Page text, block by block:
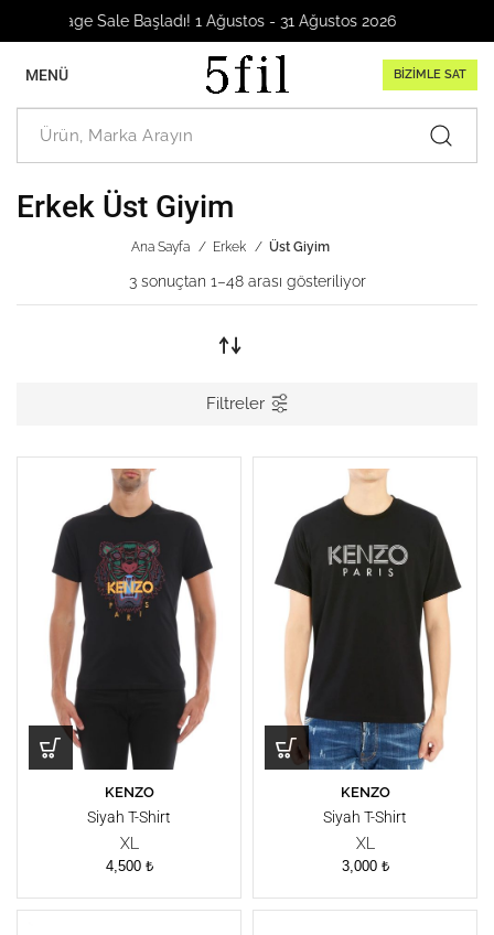
1 Ağustos - 31 Ağustos 2026
MENÜ BİZİMLE SAT
Erkek Üst Giyim
Ana Sayfa Erkek Üst Giyim
3 sonuçtan 1–48 arası gösteriliyor
Filtreler
KENZO
Siyah T-Shirt
XL
4,500 ₺
KENZO
Siyah T-Shirt
XL
3,000 ₺